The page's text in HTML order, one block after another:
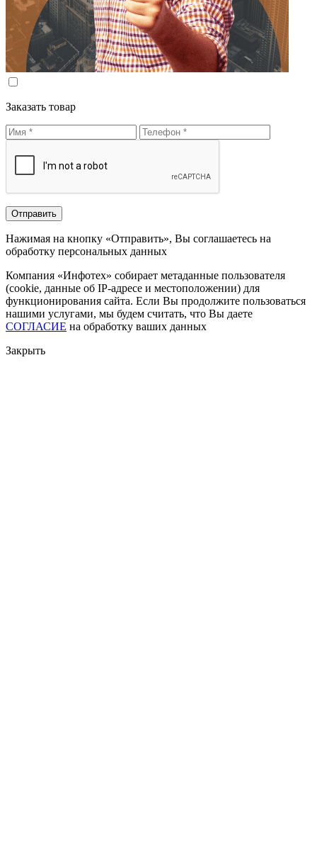
Заказать товар
Нажимая на кнопку «Отправить», Вы соглашаетесь на
обработку персональных данных
Компания «Инфотех» собирает метаданные пользователя
(cookie, данные об IP-адресе и местоположении) для
функционирования сайта. Если Вы продолжите пользоваться
нашими услугами, мы будем считать, что Вы даете
СОГЛАСИЕ на обработку ваших данных
Закрыть